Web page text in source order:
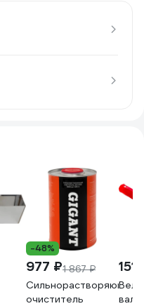
-48%
977 ₽1 867 ₽
Сильнорастворяющий
очиститель
151